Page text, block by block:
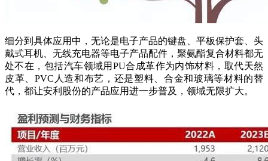
细分到具体应用中，无论是电子产品的键盘、平板保护套、头
戴式耳机、无线充电器等电子产品配件，聚氨酯复合材料都无
处不在，包括汽车领域用PU合成革作为内饰材料，取代天然
皮革、PVC人造和布艺，还是塑料、合金和玻璃等材料的替
代，都让安利股份的产品应用进一步普及，领域无限扩大。